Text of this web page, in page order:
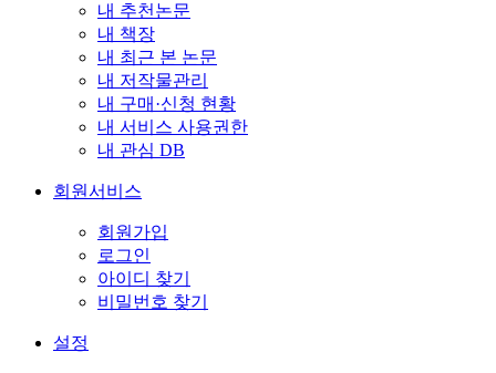
내 추천논문
내 책장
내 최근 본 논문
내 저작물관리
내 구매·신청 현황
내 서비스 사용권한
내 관심 DB
회원서비스
회원가입
로그인
아이디 찾기
비밀번호 찾기
설정